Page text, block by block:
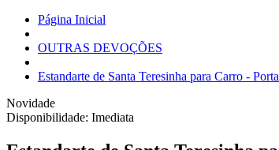
Página Inicial
OUTRAS DEVOÇÕES
Estandarte de Santa Teresinha para Carro -
Novidade
Disponibilidade: Imediata